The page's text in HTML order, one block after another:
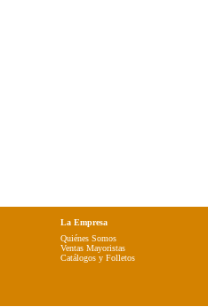
La Empresa
Quiénes Somos
Ventas Mayoristas
Catálogos y Folletos